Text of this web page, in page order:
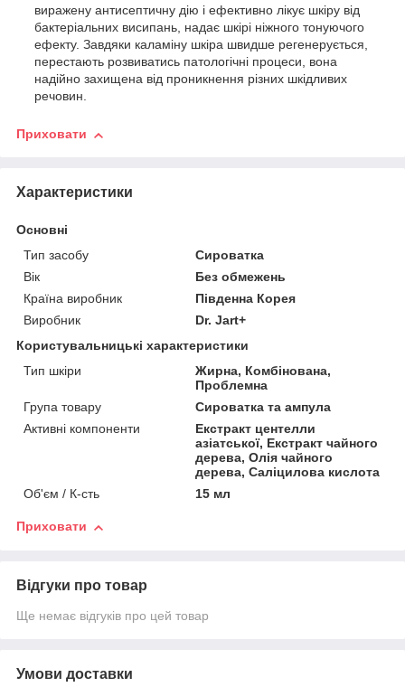
виражену антисептичну дію і ефективно лікує шкіру від
бактеріальних висипань, надає шкірі ніжного тонуючого
ефекту. Завдяки каламіну шкіра швидше регенерується,
перестають розвиватись патологічні процеси, вона
надійно захищена від проникнення різних шкідливих
речовин.
Приховати
Характеристики
Основні
Тип засобу
Сироватка
Вік
Без обмежень
Країна виробник
Південна Корея
Виробник
Dr. Jart+
Користувальницькі характеристики
Тип шкіри
Жирна, Комбінована,
Проблемна
Група товару
Сироватка та ампула
Активні компоненти
Екстракт центелли
азіатської, Екстракт чайного
дерева, Олія чайного
дерева, Саліцилова кислота
Об'єм / К-сть
15 мл
Приховати
Відгуки про товар
Ще немає відгуків про цей товар
Умови доставки